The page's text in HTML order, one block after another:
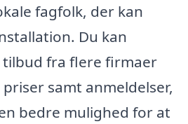
fagfolk, der kan
Du kan
fra flere firmaer
samt anmeldelser,
bedre mulighed for at